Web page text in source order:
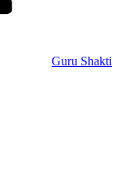
Guru Shakti